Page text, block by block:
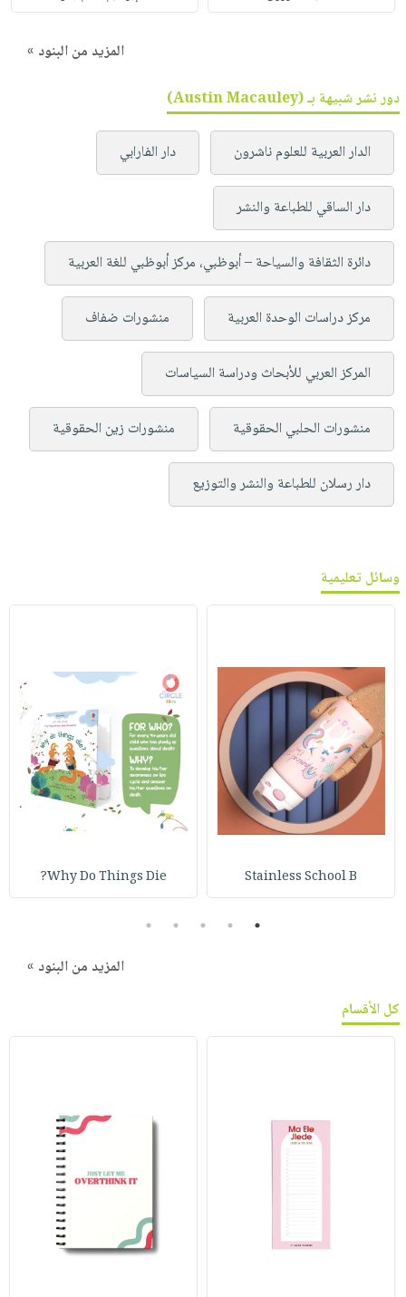
المزيد من البنود »
دور نشر شبيهة بـ (Austin Macauley)
الدار العربية للعلوم ناشرون دار الفارابي
دار الساقي للطباعة والنشر
دائرة الثقافة والسياحة – أبوظبي، مركز أبوظبي للغة العربية
مركز دراسات الوحدة العربية منشورات ضفاف
المركز العربي للأبحاث ودراسة السياسات
منشورات الحلبي الحقوقية منشورات زين الحقوقية
دار رسلان للطباعة والنشر والتوزيع
وسائل تعليمية
Stainless School B
Why Do Things Die?
1
2
3
4
5
المزيد من البنود »
كل الأقسام